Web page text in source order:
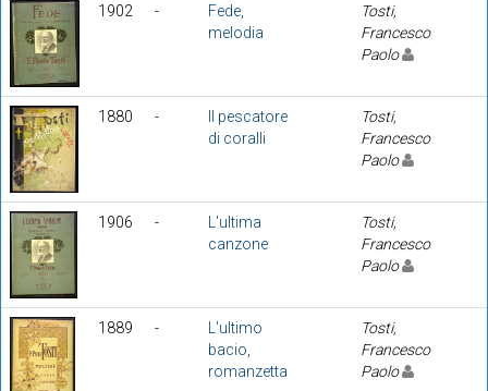
1902 -
Fede,
melodia
Tosti,
Francesco
Paolo
1880 -
Il pescatore
di coralli
Tosti,
Francesco
Paolo
1906 -
L'ultima
canzone
Tosti,
Francesco
Paolo
1889 -
L'ultimo
bacio,
romanzetta
Tosti,
Francesco
Paolo